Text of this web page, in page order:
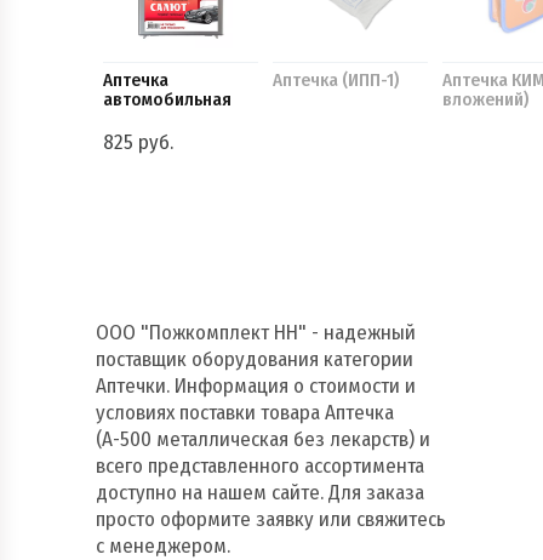
Аптечка
автомобильная
825 руб.
Аптечка (ИПП-1)
Аптечка
вложений)
ООО "Пожкомплект НН" - надежный
поставщик оборудования категории
Аптечки. Информация о стоимости и
условиях поставки товара Аптечка
(А-500 металлическая без лекарств) и
всего представленного ассортимента
доступно на нашем сайте. Для заказа
просто оформите заявку или свяжитесь
с менеджером.